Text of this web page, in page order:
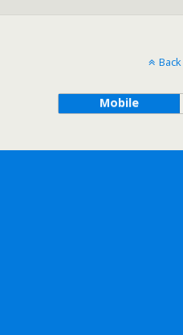
Mobile